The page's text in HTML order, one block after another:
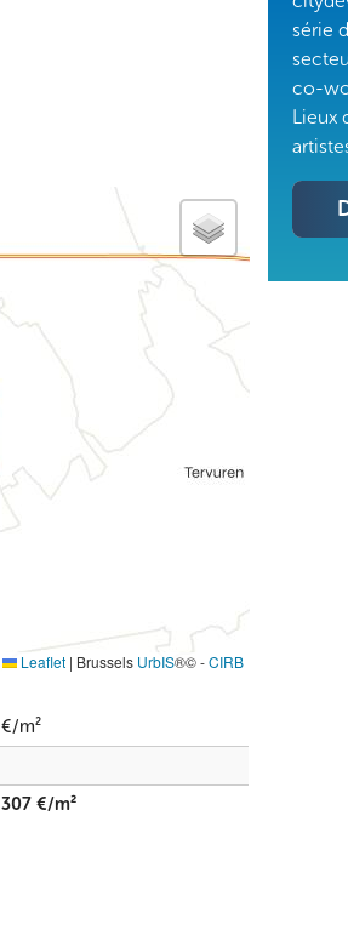
Leaflet | Brussels UrbIS®© -CIRB
€/m²
307 €/m²
série
co-
Lieux